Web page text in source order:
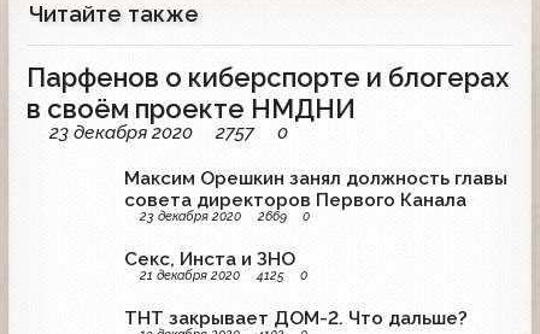
Читайте также
Парфенов о киберспорте и блогерах
в своём проекте НМДНИ
23 декабря 2020 2757 0
Максим Орешкин занял должность главы
совета директоров Первого Канала
23 декабря 2020 2669 0
Секс, Инста и ЗНО
21 декабря 2020 4125 0
ТНТ закрывает ДОМ-2. Что дальше?